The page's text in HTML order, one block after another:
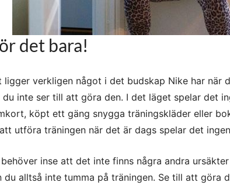
det bara!
ligger verkligen något i det budskap Nike har när
du inte ser till att göra den. I det läget spelar det
köpt ett gäng snygga träningskläder eller
utföra träningen när det är dags spelar det
behöver inse att det inte finns några andra
du alltså inte tumma på träningen. Se till att göra